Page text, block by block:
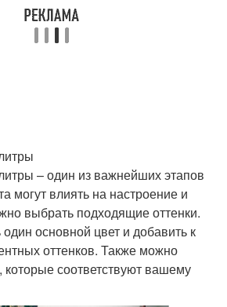
– один из важнейших этапов
могут влиять на настроение и
выбрать подходящие оттенки.
основной цвет и добавить к
оттенков. Также можно
которые соответствуют вашему